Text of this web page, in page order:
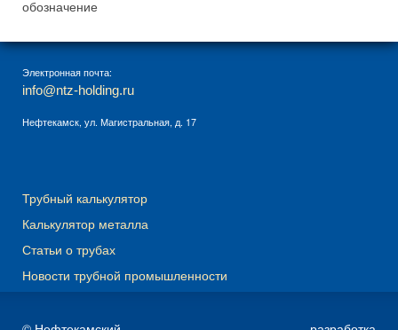
обозначение
Электронная почта:
info@ntz-holding.ru
Нефтекамск, ул. Магистральная, д. 17
Трубный калькулятор
Калькулятор металла
Статьи о трубах
Новости трубной промышленности